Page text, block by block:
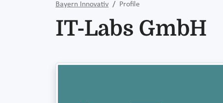
Bayern Innovativ Profile
IT-Labs GmbH